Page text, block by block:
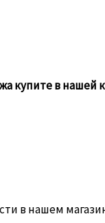
купите в
в нашем